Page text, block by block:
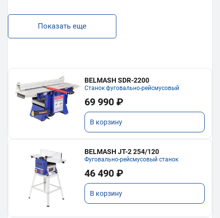
Показать еще
BELMASH SDR-2200
Станок фуговально-рейсмусовый
69 990 ₽
В корзину
BELMASH JT-2 254/120
Фуговально-рейсмусовый станок
46 490 ₽
В корзину